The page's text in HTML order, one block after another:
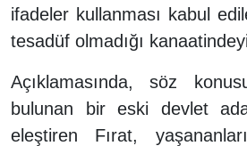
ifadeler kullanması kabul
tesadüf olmadığı
Açıklamasında, söz
bulunan bir eski devlet
eleştiren Fırat,